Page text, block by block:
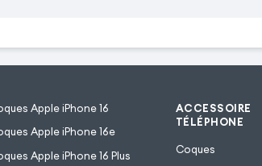
Apple iPhone 16
Apple iPhone 16e
Apple iPhone 16 Plus
ACCESSOIRE
TÉLÉPHONE
Coques